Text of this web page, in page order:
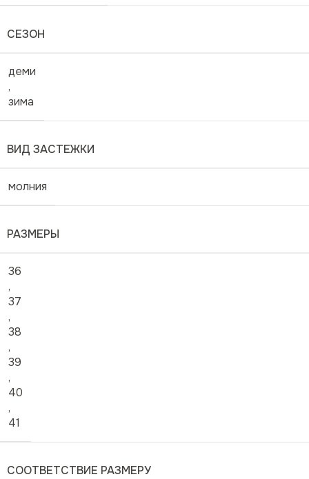
СЕЗОН
деми
,
зима
ВИД ЗАСТЕЖКИ
молния
РАЗМЕРЫ
36
,
37
,
38
,
39
,
40
,
41
СООТВЕТСТВИЕ РАЗМЕРУ